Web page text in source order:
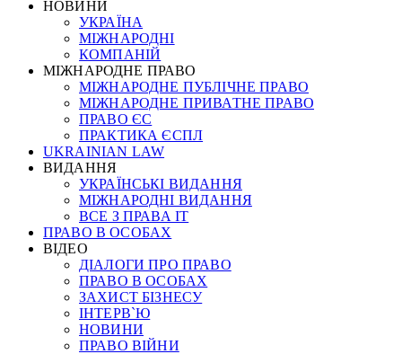
НОВИНИ
УКРАЇНА
МІЖНАРОДНІ
КОМПАНІЙ
МІЖНАРОДНЕ ПРАВО
МІЖНАРОДНЕ ПУБЛІЧНЕ ПРАВО
МІЖНАРОДНЕ ПРИВАТНЕ ПРАВО
ПРАВО ЄС
ПРАКТИКА ЄСПЛ
UKRAINIAN LAW
ВИДАННЯ
УКРАЇНСЬКІ ВИДАННЯ
МІЖНАРОДНІ ВИДАННЯ
ВСЕ З ПРАВА ІТ
ПРАВО В ОСОБАХ
ВІДЕО
ДІАЛОГИ ПРО ПРАВО
ПРАВО В ОСОБАХ
ЗАХИСТ БІЗНЕСУ
ІНТЕРВ`Ю
НОВИНИ
ПРАВО ВІЙНИ